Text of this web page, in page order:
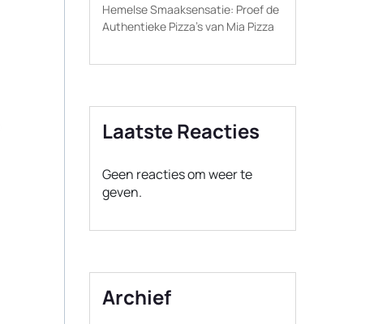
Hemelse Smaaksensatie: Proef de
Authentieke Pizza’s van Mia Pizza
Laatste Reacties
Geen reacties om weer te
geven.
Archief